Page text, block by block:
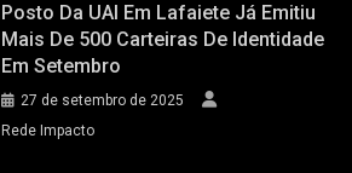
Posto Da UAI Em Lafaiete Já Emitiu
Mais De 500 Carteiras De Identidade
Em Setembro
27 de setembro de 2025
Rede Impacto